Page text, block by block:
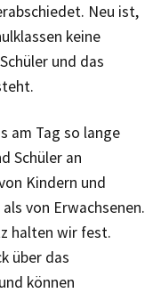
Neu ist,
keine
und das
am Tag so lange
Schüler an
Kindern und
von Erwachsenen.
halten wir fest.
über das
können